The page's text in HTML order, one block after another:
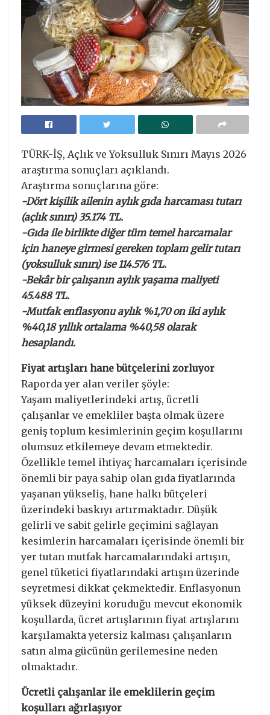
TÜRK-İŞ, Açlık ve Yoksulluk Sınırı Mayıs 2026
araştırma sonuçları açıklandı.
Araştırma sonuçlarına göre:
-Dört kişilik ailenin aylık gıda harcaması tutarı
(açlık sınırı) 35.174 TL.
-Gıda ile birlikte diğer tüm temel harcamalar
için haneye girmesi gereken toplam gelir tutarı
(yoksulluk sınırı) ise 114.576 TL.
-Bekâr bir çalışanın aylık yaşama maliyeti
45.488 TL.
-Mutfak enflasyonu aylık %1,70 on iki aylık
%40,18 yıllık ortalama %40,58 olarak
hesaplandı.
Fiyat artışları hane bütçelerini zorluyor
Raporda yer alan veriler şöyle:
Yaşam maliyetlerindeki artış, ücretli
çalışanlar ve emekliler başta olmak üzere
geniş toplum kesimlerinin geçim koşullarını
olumsuz etkilemeye devam etmektedir.
Özellikle temel ihtiyaç harcamaları içerisinde
önemli bir paya sahip olan gıda fiyatlarında
yaşanan yükseliş, hane halkı bütçeleri
üzerindeki baskıyı artırmaktadır. Düşük
gelirli ve sabit gelirle geçimini sağlayan
kesimlerin harcamaları içerisinde önemli bir
yer tutan mutfak harcamalarındaki artışın,
genel tüketici fiyatlarındaki artışın üzerinde
seyretmesi dikkat çekmektedir. Enflasyonun
yüksek düzeyini koruduğu mevcut ekonomik
koşullarda, ücret artışlarının fiyat artışlarını
karşılamakta yetersiz kalması çalışanların
satın alma gücünün gerilemesine neden
olmaktadır.
Ücretli çalışanlar ile emeklilerin geçim
koşulları ağırlaşıyor